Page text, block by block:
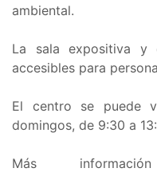
ambiental.
La sala expositiva y
accesibles para
El centro se puede
domingos, de 9:30 a
Más